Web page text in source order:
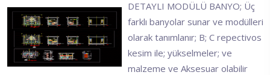
DETAYLI MODÜLÜ BANYO; Üç
farklı banyolar sunar ve modülleri
olarak tanımlanır; B; C repectivos
kesim ile; yükselmeler; ve
malzeme ve Aksesuar olabilir